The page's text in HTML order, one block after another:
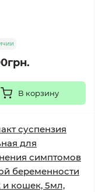
В корзину
суспензия
для
симптомов
беременности
и кошек, 5мл,